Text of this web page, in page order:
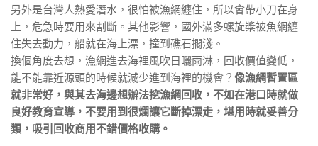
另外是台灣人熱愛潛水，很怕被漁網纏住，所以會帶小刀在身
上，危急時要用來割斷。其他影響，國外滿多螺旋槳被魚網纏
住失去動力，船就在海上漂，撞到礁石擱淺。
換個角度去想，漁網進去海裡風吹日曬雨淋，回收價值變低，
能不能靠近源頭的時候就減少進到海裡的機會？ 像漁網暫置區
就非常好，與其去海邊想辦法挖漁網回收，不如在港口時就做
良好教育宣導，不要用到很爛讓它斷掉漂走，堪用時就妥善分
類，吸引回收商用不錯價格收購。